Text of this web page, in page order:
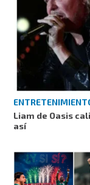
Liam de Oasis
así